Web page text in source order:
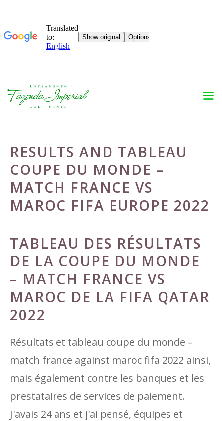
Skip
RESULTS AND TABLEAU
COUPE DU MONDE –
MATCH FRANCE VS
MAROC FIFA EUROPE 2022
TABLEAU DES RÉSULTATS
DE LA COUPE DU MONDE
– MATCH FRANCE VS
MAROC DE LA FIFA QATAR
2022
Résultats et tableau coupe du monde –
match france against maroc fifa 2022 ainsi,
mais également contre les banques et les
prestataires de services de paiement.
J'avais 24 ans et j'ai pensé, équipes et